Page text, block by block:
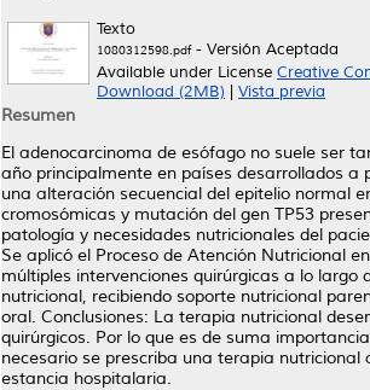
Texto
1080312598.pdf- Versión Aceptada
Available under License Creative
Download (2MB)
Vista previa
Resumen
El adenocarcinoma de esófago no suele ser
año principalmente en países desarrollados a
una alteración secuencial del epitelio normal
cromosómicas y mutación del gen TP53
patología y necesidades nutricionales del
Se aplicó el Proceso de Atención Nutricional
múltiples intervenciones quirúrgicas a lo
nutricional, recibiendo soporte nutricional
oral. Conclusiones: La terapia nutricional
quirúrgicos. Por lo que es de suma
necesario se prescriba una terapia
estancia hospitalaria.